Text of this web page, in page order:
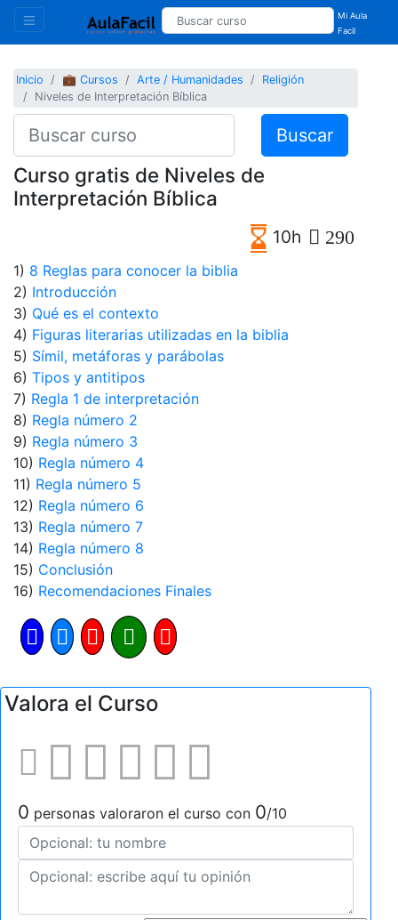
Mi Aula
Facil
Inicio 💼 Cursos Arte / Humanidades
Religión
Niveles de Interpretación Bíblica
Buscar
Curso gratis de Niveles de
Interpretación Bíblica
10h 290
1) 8 Reglas para conocer la biblia
2) Introducción
3) Qué es el contexto
4) Figuras literarias utilizadas en la biblia
5) Símil, metáforas y parábolas
6) Tipos y antitipos
7) Regla 1 de interpretación
8) Regla número 2
9) Regla número 3
10) Regla número 4
11) Regla número 5
12) Regla número 6
13) Regla número 7
14) Regla número 8
15) Conclusión
16) Recomendaciones Finales
Valora el Curso
0 personas valoraron el curso con 0/10